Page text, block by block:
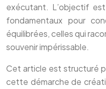
exécutant. L’objectif
fondamentaux pour
équilibrées, celles qui
souvenir impérissable.
Cet article est structuré
cette démarche de